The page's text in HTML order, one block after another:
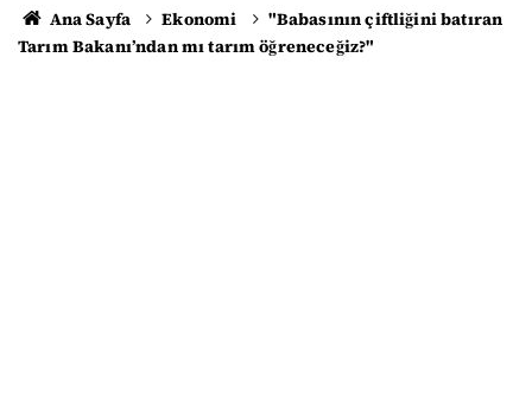
Ana Sayfa Ekonomi
"Babasının çiftliğini batıran
Tarım Bakanı’ndan mı tarım öğreneceğiz?"